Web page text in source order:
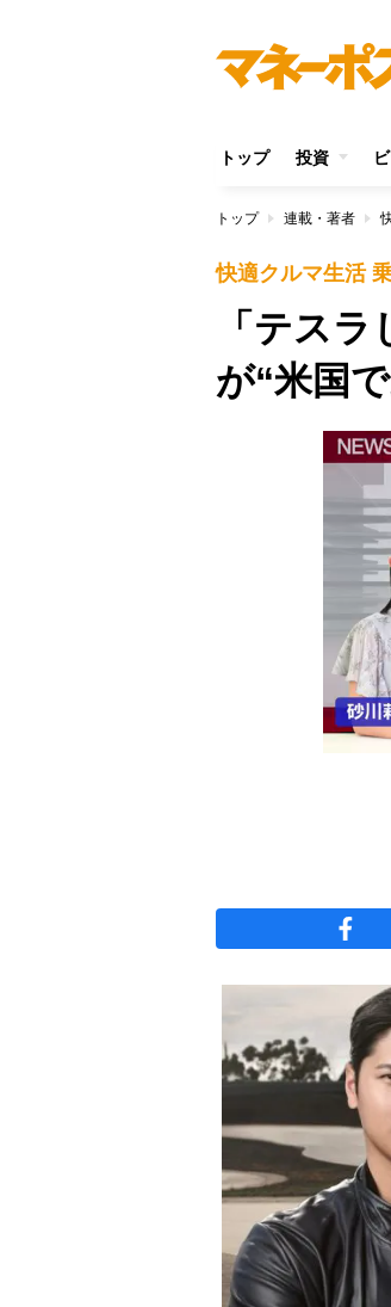
トップ 投資
トップ 連載・著者
快適クルマ生活
「テス
が“米国